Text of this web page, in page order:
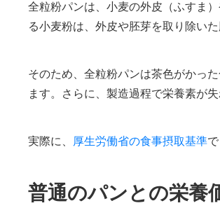
全粒粉パンは、小麦の外皮（ふすま
る小麦粉は、外皮や胚芽を取り除い
そのため、全粒粉パンは茶色がかっ
ます。さらに、製造過程で栄養素が
実際に、 厚生労働省の食事摂取基準
普通のパンとの栄養